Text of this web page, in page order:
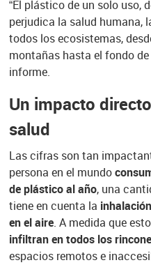
“El plástico de un solo uso,
perjudica la salud humana,
todos los ecosistemas,
montañas hasta el fondo
informe.
Un impacto
salud
Las cifras son tan
persona en el mundo
de plástico al año, una
tiene en cuenta la
en el aire. A medida que
infiltran en todos los
espacios remotos e